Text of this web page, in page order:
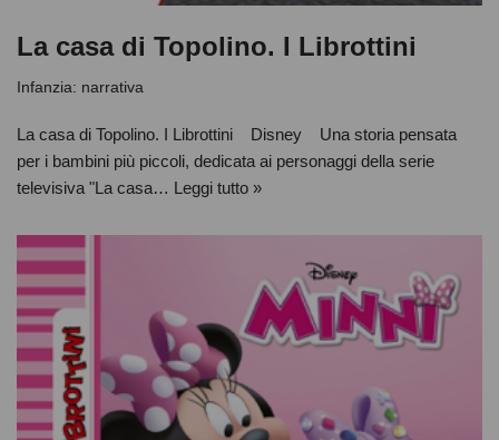
La casa di Topolino. I Librottini
Infanzia: narrativa
La casa di Topolino. I Librottini Disney Una storia pensata
per i bambini più piccoli, dedicata ai personaggi della serie
televisiva "La casa… Leggi tutto »